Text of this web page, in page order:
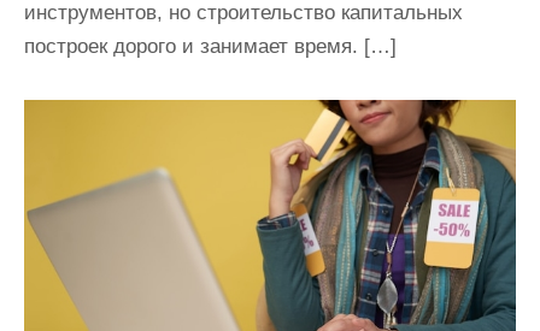
инструментов, но строительство капитальных
построек дорого и занимает время. […]